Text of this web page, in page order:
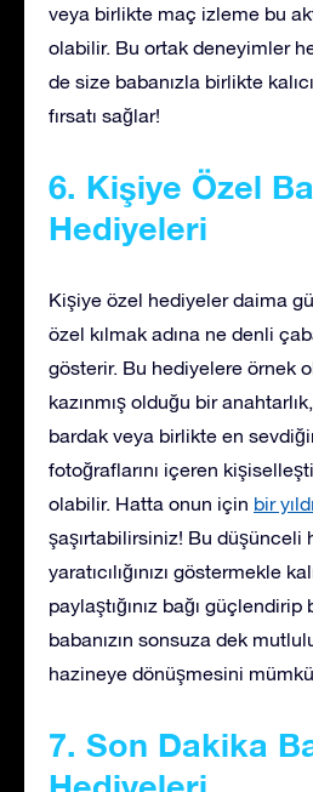
veya birlikte maç izleme bu
olabilir. Bu ortak deneyimler
de size babanızla birlikte
fırsatı sağlar!
6. Kişiye Özel
Hediyeleri
Kişiye özel hediyeler daima
özel kılmak adına ne denli
gösterir. Bu hediyelere örnek
kazınmış olduğu bir
bardak veya birlikte en
fotoğraflarını içeren
olabilir. Hatta onun için bir
şaşırtabilirsiniz! Bu düşünceli
yaratıcılığınızı göstermekle
paylaştığınız bağı
babanızın sonsuza dek
hazineye dönüşmesini
7. Son Dakika